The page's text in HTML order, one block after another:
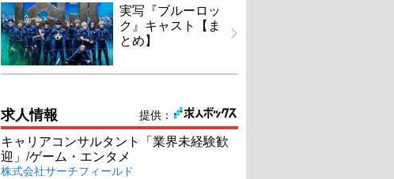
実写『ブルーロッ
ク』キャスト【ま
とめ】
提供：
求人情報
キャリアコンサルタント「業界未経験歓
迎」/ゲーム・エンタメ
株式会社サーチフィールド